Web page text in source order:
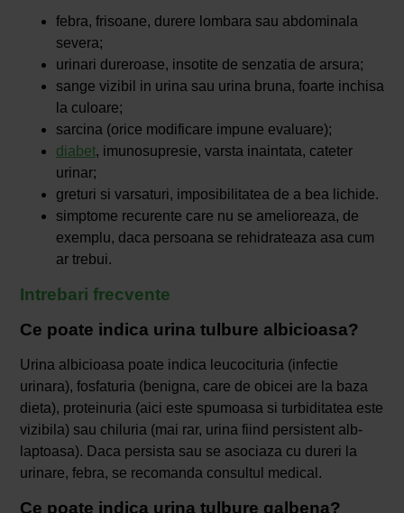
febra, frisoane, durere lombara sau abdominala
severa;
urinari dureroase, insotite de senzatia de arsura;
sange vizibil in urina sau urina bruna, foarte inchisa
la culoare;
sarcina (orice modificare impune evaluare);
diabet, imunosupresie, varsta inaintata, cateter
urinar;
greturi si varsaturi, imposibilitatea de a bea lichide.
simptome recurente care nu se amelioreaza, de
exemplu, daca persoana se rehidrateaza asa cum
ar trebui.
Intrebari frecvente
Ce poate indica urina tulbure albicioasa?
Urina albicioasa poate indica leucocituria (infectie
urinara), fosfaturia (benigna, care de obicei are la baza
dieta), proteinuria (aici este spumoasa si turbiditatea este
vizibila) sau chiluria (mai rar, urina fiind persistent alb-
laptoasa). Daca persista sau se asociaza cu dureri la
urinare, febra, se recomanda consultul medical.
Ce poate indica urina tulbure galbena?